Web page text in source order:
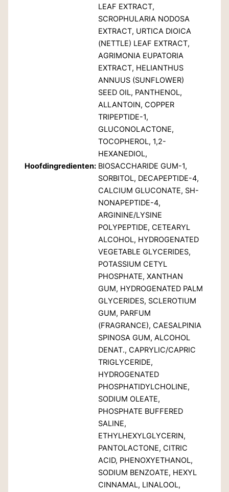
Hoofdingredienten:
LEAF EXTRACT,
SCROPHULARIA NODOSA
EXTRACT, URTICA DIOICA
(NETTLE) LEAF EXTRACT,
AGRIMONIA EUPATORIA
EXTRACT, HELIANTHUS
ANNUUS (SUNFLOWER)
SEED OIL, PANTHENOL,
ALLANTOIN, COPPER
TRIPEPTIDE-1,
GLUCONOLACTONE,
TOCOPHEROL, 1,2-
HEXANEDIOL,
BIOSACCHARIDE GUM-1,
SORBITOL, DECAPEPTIDE-4,
CALCIUM GLUCONATE, SH-
NONAPEPTIDE-4,
ARGININE/LYSINE
POLYPEPTIDE, CETEARYL
ALCOHOL, HYDROGENATED
VEGETABLE GLYCERIDES,
POTASSIUM CETYL
PHOSPHATE, XANTHAN
GUM, HYDROGENATED PALM
GLYCERIDES, SCLEROTIUM
GUM, PARFUM
(FRAGRANCE), CAESALPINIA
SPINOSA GUM, ALCOHOL
DENAT., CAPRYLIC/CAPRIC
TRIGLYCERIDE,
HYDROGENATED
PHOSPHATIDYLCHOLINE,
SODIUM OLEATE,
PHOSPHATE BUFFERED
SALINE,
ETHYLHEXYLGLYCERIN,
PANTOLACTONE, CITRIC
ACID, PHENOXYETHANOL,
SODIUM BENZOATE, HEXYL
CINNAMAL, LINALOOL,